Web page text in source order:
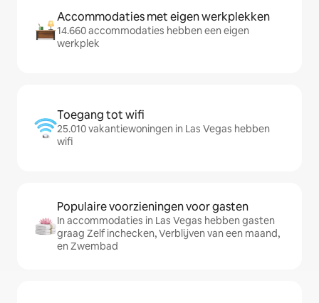
Accommodaties met eigen werkplekken
14.660 accommodaties hebben een eigen
werkplek
Toegang tot wifi
25.010 vakantiewoningen in Las Vegas hebben
wifi
Populaire voorzieningen voor gasten
In accommodaties in Las Vegas hebben gasten
graag Zelf inchecken, Verblijven van een maand,
en Zwembad